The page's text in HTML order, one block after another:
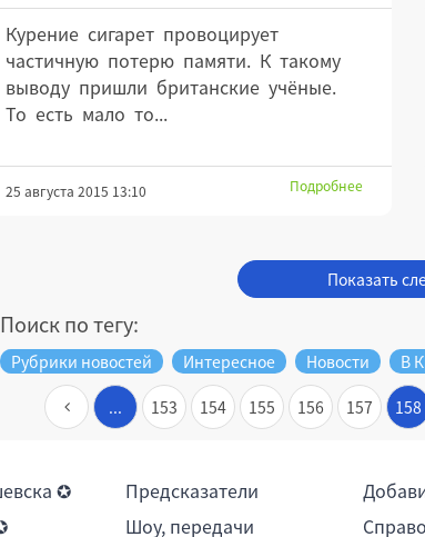
Курение сигарет провоцирует
частичную потерю памяти. К такому
выводу пришли британские учёные.
То есть мало то...
25 августа 2015 13:10 Подробнее
Показать
Поиск по тегу:
Рубрики новостей Интересное Новости В
... 153 154 155 156 157 158
✪
Предсказатели
Шоу, передачи